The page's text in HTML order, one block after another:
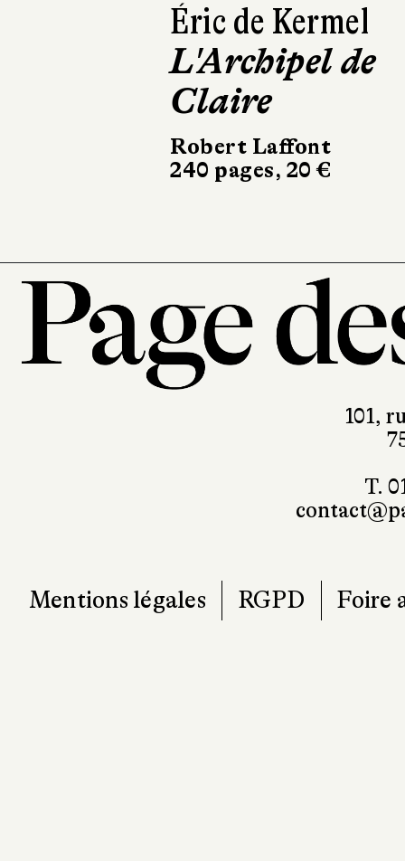
Éric de Kermel
L'Archipel de
Claire
Robert Laffont
240 pages, 20 €
101,
T.
Mentions légales RGPD Foire